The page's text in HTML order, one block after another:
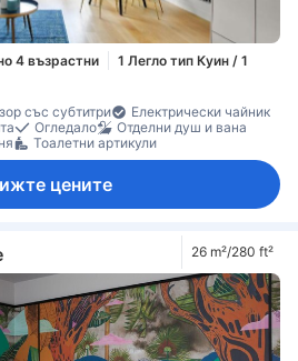
4 възрастни
1 Легло тип Куин / 1
със субтитри
Електрически чайник
Огледало
Отделни душ и вана
Тоалетни артикули
цените
26 m²/280 ft²